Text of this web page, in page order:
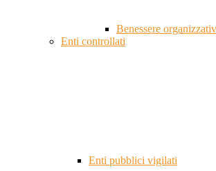
Benessere
Enti controllati
Enti pubblici vigilati